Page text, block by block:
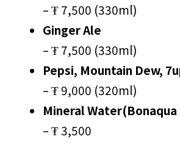
– ₮ 7,500 (330ml)
Ginger Ale
– ₮ 7,500 (330ml)
Pepsi, Mountain Dew,
– ₮ 9,000 (320ml)
Mineral Water(Bonaqua
– ₮ 3,500